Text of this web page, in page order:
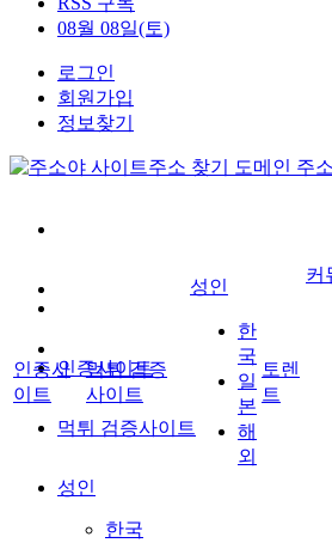
08월 08일(토)
로그인
회원가입
정보찾기
인증사이트
먹튀 검증사이트
성인
한국
인증사
이트
먹튀 검증
사이트
성인
한
국
일
본
해
외
토렌
트
커